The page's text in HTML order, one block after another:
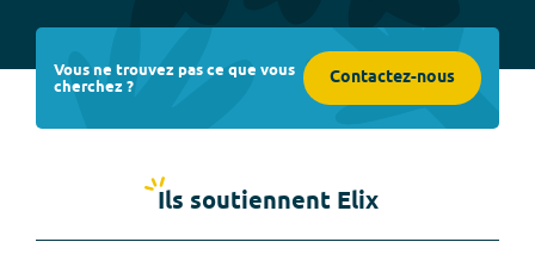
Vous ne trouvez pas ce que vous
cherchez ? Contactez-nous
Ils soutiennent Elix